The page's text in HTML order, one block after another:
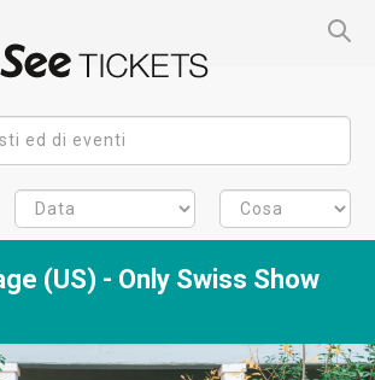
(US) - Only Swiss Show